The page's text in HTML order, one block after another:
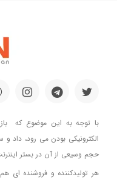
با توجه به این موضوع که
الکترونیکی بودن می رود،
حجم وسیعی از آن در بستر
هر تولیدکننده و فروشنده ای